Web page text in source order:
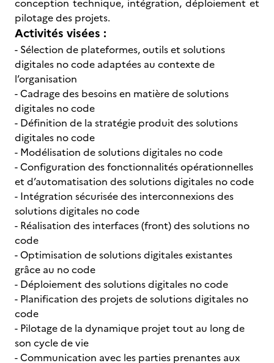
conception technique, intégration, déploiement et
pilotage des projets.
Activités visées :
- Sélection de plateformes, outils et solutions
digitales no code adaptées au contexte de
l’organisation
- Cadrage des besoins en matière de solutions
digitales no code
- Définition de la stratégie produit des solutions
digitales no code
- Modélisation de solutions digitales no code
- Configuration des fonctionnalités opérationnelles
et d’automatisation des solutions digitales no code
- Intégration sécurisée des interconnexions des
solutions digitales no code
- Réalisation des interfaces (front) des solutions no
code
- Optimisation de solutions digitales existantes
grâce au no code
- Déploiement des solutions digitales no code
- Planification des projets de solutions digitales no
code
- Pilotage de la dynamique projet tout au long de
son cycle de vie
- Communication avec les parties prenantes aux